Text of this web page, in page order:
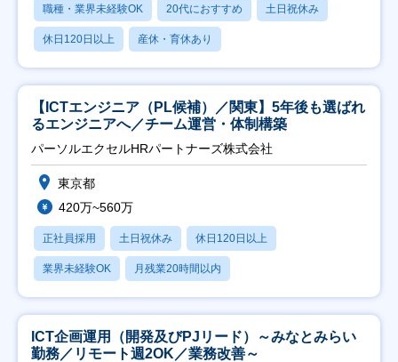
職種・業界未経験OK 20代におすすめ 土日祝休み
休日120日以上 産休・育休あり
【ICTエンジニア（PL候補）／関東】5年後も選ばれ
るエンジニアへ／チーム運営・体制構築
パーソルエクセルHRパートナーズ株式会社
東京都
420万~560万
正社員採用 土日祝休み 休日120日以上
業界未経験OK 月残業20時間以内
ICT企画運用（開発及びPJリード）～みなとみらい
勤務／リモート週2OK／業務改善～